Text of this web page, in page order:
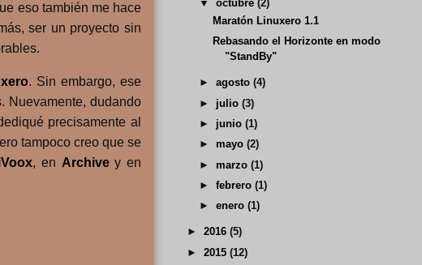
eso también me hace
ser un proyecto sin
. Sin embargo, ese
Nuevamente, dudando
precisamente al
tampoco creo que se
, en Archivey en
▼
octubre (2)
Maratón Linuxero 1.1
Rebasando el Horizonte en modo
"StandBy"
►agosto (4)
► julio (3)
► junio (1)
►mayo (2)
►marzo (1)
►febrero (1)
►enero (1)
► 2016 (5)
► 2015 (12)